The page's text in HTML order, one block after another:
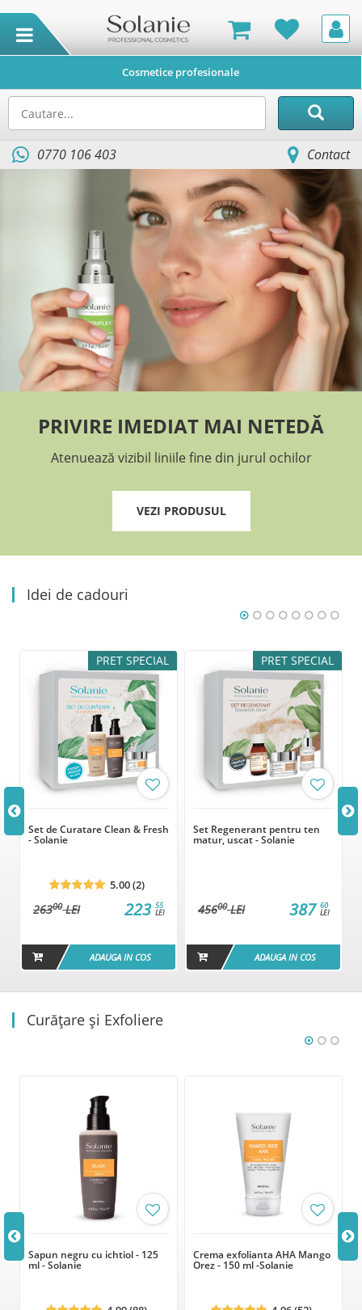
Cosmetice profesionale
0770 106 403 Contact
PRIVIRE IMEDIAT MAI NETEDĂ
Atenuează vizibil liniile fine din jurul ochilor
VEZI PRODUSUL
Idei de cadouri
PRET SPECIAL
Set de Curatare Clean & Fresh
- Solanie
5.00 (2)
26300LEI 55
LEI
223
ADAUGA IN COS
PRET SPECIAL
Set Regenerant pentru ten
matur, uscat - Solanie
45600LEI 60
LEI
387
ADAUGA IN COS
Curățare și Exfoliere
Sapun negru cu ichtiol - 125
ml - Solanie
Crema exfolianta AHA Mango
Orez - 150 ml -Solanie